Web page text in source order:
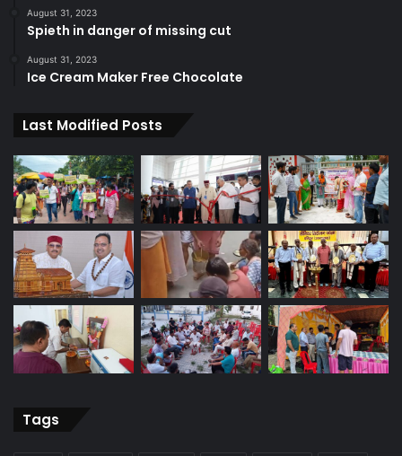
August 31, 2023
Spieth in danger of missing cut
August 31, 2023
Ice Cream Maker Free Chocolate
Last Modified Posts
Tags